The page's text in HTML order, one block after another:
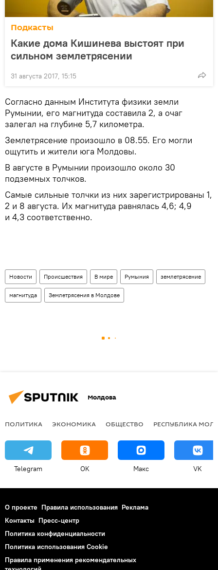
Подкасты
Какие дома Кишинева выстоят при
сильном землетрясении
31 августа 2017, 15:15
Согласно данным Института физики земли
Румынии, его магнитуда составила 2, а очаг
залегал на глубине 5,7 километра.
Землетрясение произошло в 08.55. Его могли
ощутить и жители юга Молдовы.
В августе в Румынии произошло около 30
подземных толчков.
Самые сильные толчки из них зарегистрированы 1,
2 и 8 августа. Их магнитуда равнялась 4,6; 4,9
и 4,3 соответственно.
Новости Происшествия В мире Румыния землетрясение
магнитуда Землетрясения в Молдове
Молдова
ПОЛИТИКА ЭКОНОМИКА ОБЩЕСТВО РЕСПУБЛИКА
Telegram OK Макс VK
О проекте Правила использования Реклама
Контакты Пресс-центр
Политика конфиденциальности
Политика использования Cookie
Правила применения рекомендательных